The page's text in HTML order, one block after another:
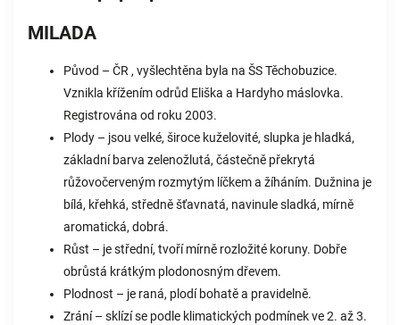
MILADA
Původ – ČR , vyšlechtěna byla na ŠS Těchobuzice.
Vznikla křížením odrůd Eliška a Hardyho máslovka.
Registrována od roku 2003.
Plody – jsou velké, široce kuželovité, slupka je hladká,
základní barva zelenožlutá, částečně překrytá
růžovočerveným rozmytým líčkem a žíháním. Dužnina je
bílá, křehká, středně šťavnatá, navinule sladká, mírně
aromatická, dobrá.
Růst – je střední, tvoří mírně rozložité koruny. Dobře
obrůstá krátkým plodonosným dřevem.
Plodnost – je raná, plodí bohatě a pravidelně.
Zrání – sklízí se podle klimatických podmínek ve 2. až 3.